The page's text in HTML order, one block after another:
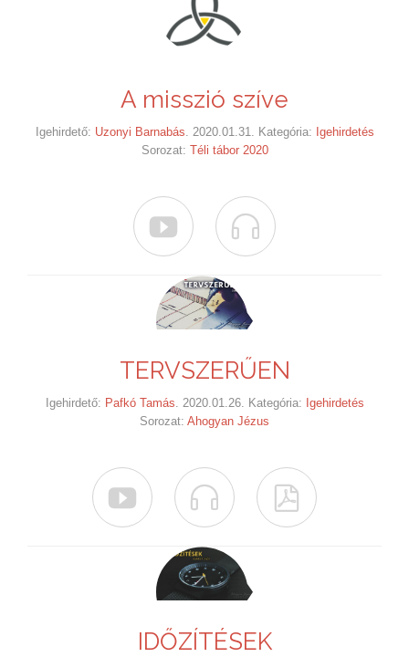
A misszió szíve
Igehirdető: Uzonyi Barnabás . 2020.01.31. Kategória: Igehirdetés
Sorozat: Téli tábor 2020
 
TERVSZERŰEN
Igehirdető: Pafkó Tamás . 2020.01.26. Kategória: Igehirdetés
Sorozat: Ahogyan Jézus
  
IDŐZÍTÉSEK